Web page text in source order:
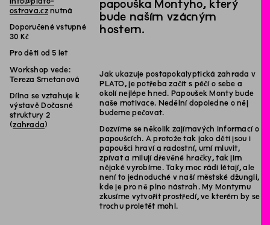
ostrava.cznutná
Doporučené vstupné
30 Kč
Pro děti od 5 let
Workshop vede:
Tereza Smetanová
Dílna se vztahuje k
výstavě Dočasné
struktury 2
(zahrada)
papouška Montyho, který
bude naším vzácným
hostem.
Jak ukazuje postapokalyptická zahrada v
PLATO, je potřeba začít s péčí o sebe a
okolí nejlépe hned. Papoušek Monty bude
naše motivace. Nedělní dopoledne o něj
budeme pečovat.
Dozvíme se několik zajímavých informací o
papoušcích. A protože tak jako děti jsou i
papoušci hraví a radostní, umí mluvit,
zpívat a milují dřevěné hračky, tak jim
nějaké vyrobíme. Taky moc rádi létají, ale
není to jednoduché v naší městské džungli,
kde je pro ně plno nástrah. My Montymu
zkusíme vytvořit prostředí, ve kterém by se
trochu proletět mohl.